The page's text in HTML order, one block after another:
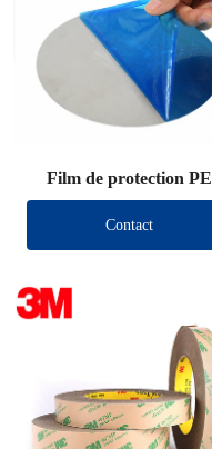
Film de protection PE
découpé
Contact